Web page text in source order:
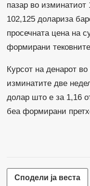
пазар во
102,125 долариза
просечната цена на
формирани
Курсот на денарот
изминатите две
долар што е за 1,16
беа формирани
Сподели ја веста